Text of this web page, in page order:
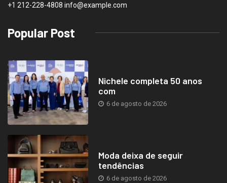
+1 212-228-4808 info@example.com
Popular Post
Nichele completa 50 anos
com
6 de agosto de 2026
Moda deixa de seguir
tendências
6 de agosto de 2026